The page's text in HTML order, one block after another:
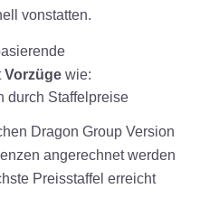
vonstatten.
Vorzüge wie:
durch Staffelpreise
Dragon Group Version
angerechnet werden
Preisstaffel erreicht